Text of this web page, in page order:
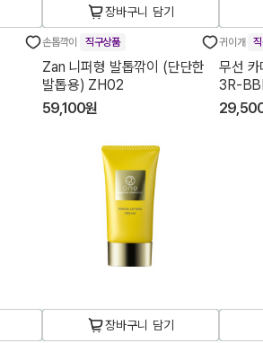
장바구니 담기
손톱깍이 직구상품
Zan 니퍼형 발톱깎이 (단단한
발톱용) ZH02
59,100원
귀이개
무선 카
3R-
장바구니 담기